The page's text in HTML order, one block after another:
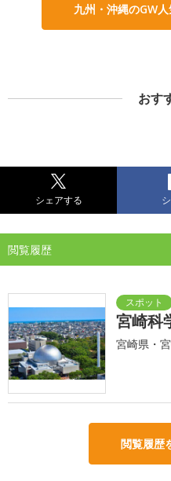
九州・沖縄のGW
おす
シェアする
閲覧履歴
宮崎科
宮崎県・
閲覧履歴